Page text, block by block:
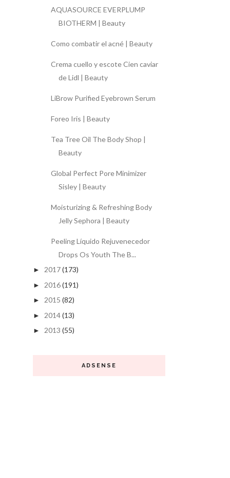
AQUASOURCE EVERPLUMP
BIOTHERM | Beauty
Como combatir el acné | Beauty
Crema cuello y escote Cien caviar
de Lidl | Beauty
LiBrow Purified Eyebrown Serum
Foreo Iris | Beauty
Tea Tree Oil The Body Shop |
Beauty
Global Perfect Pore Minimizer
Sisley | Beauty
Moisturizing & Refreshing Body
Jelly Sephora | Beauty
Peeling Líquido Rejuvenecedor
Drops Os Youth The B...
► 2017(173)
► 2016(191)
► 2015 (82)
► 2014(13)
► 2013 (55)
ADSENSE